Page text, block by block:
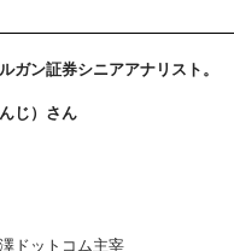
ガン証券シニアアナリスト。
じ）さん
ドットコム主宰